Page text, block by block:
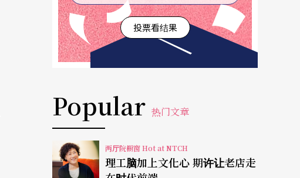
投票看结果
Popular 热门文章
两厅院橱窗 Hot at NTCH
理工脑加上文化心 期许让老店走